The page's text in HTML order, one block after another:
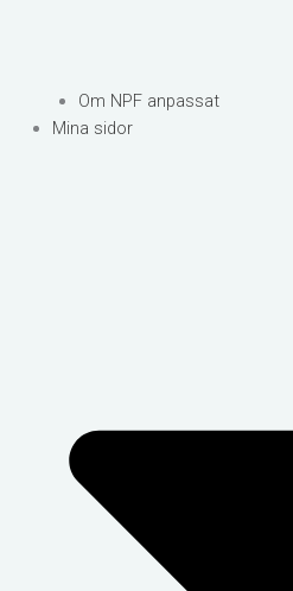
Om NPF anpassat
Mina sidor